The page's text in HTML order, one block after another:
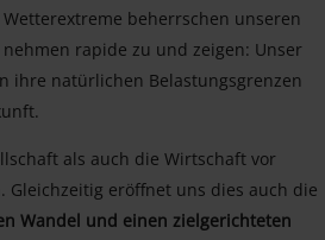
beherrschen unseren
rapide zu und zeigen: Unser
ihre natürlichen Belastungsgrenzen
als auch die Wirtschaft vor
Gleichzeitig eröffnet uns dies auch die
Wandel und einen zielgerichteten